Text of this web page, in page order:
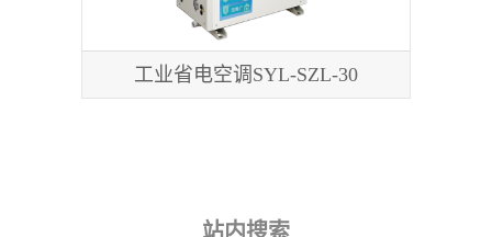
工业省电空调SYL-SZL-30
站内搜索